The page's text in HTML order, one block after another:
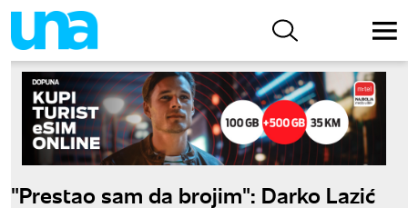
"Prestao sam da brojim": Darko Lazić